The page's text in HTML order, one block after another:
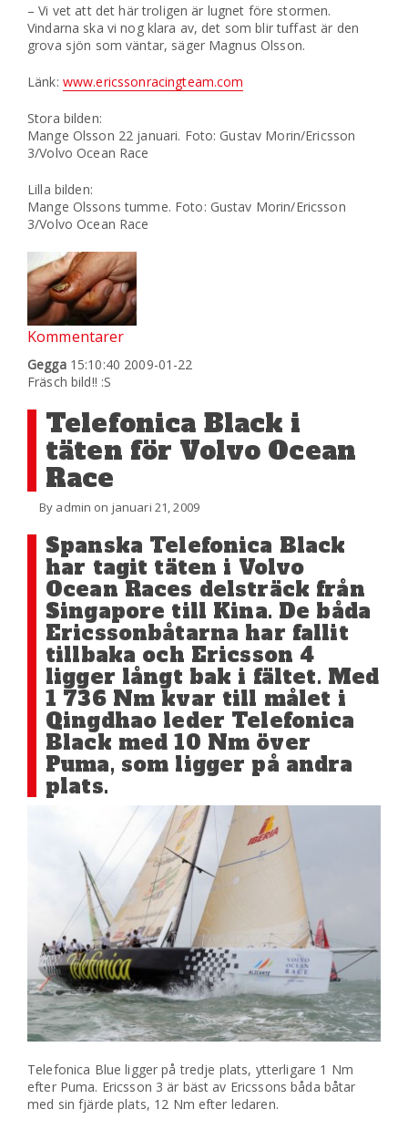
– Vi vet att det här troligen är lugnet före stormen.
Vindarna ska vi nog klara av, det som blir tuffast är den
grova sjön som väntar, säger Magnus Olsson.
Länk: www.ericssonracingteam.com
Stora bilden:
Mange Olsson 22 januari. Foto: Gustav Morin/Ericsson
3/Volvo Ocean Race
Lilla bilden:
Mange Olssons tumme. Foto: Gustav Morin/Ericsson
3/Volvo Ocean Race
Kommentarer
Gegga15:10:40 2009-01-22
Fräsch bild!! :S
Telefonica Black i
täten för Volvo Ocean
Race
By admin on januari 21, 2009
Spanska Telefonica Black
har tagit täten i Volvo
Ocean Races delsträck från
Singapore till Kina. De båda
Ericssonbåtarna har fallit
tillbaka och Ericsson 4
ligger långt bak i fältet. Med
1 736 Nm kvar till målet i
Qingdhao leder Telefonica
Black med 10 Nm över
Puma, som ligger på andra
plats.
Telefonica Blue ligger på tredje plats, ytterligare 1 Nm
efter Puma. Ericsson 3 är bäst av Ericssons båda båtar
med sin fjärde plats, 12 Nm efter ledaren.